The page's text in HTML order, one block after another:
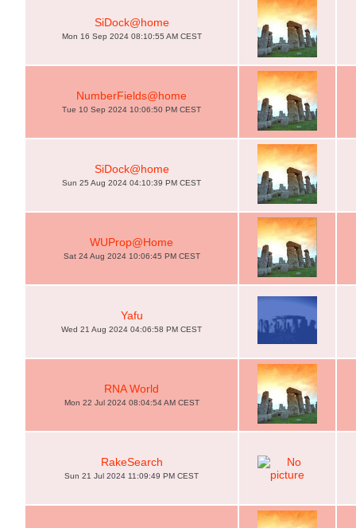
SiDock@home
Mon 16 Sep 2024 08:10:55 AM CEST
NumberFields@home
Tue 10 Sep 2024 10:06:50 PM CEST
SiDock@home
Sun 25 Aug 2024 04:10:39 PM CEST
WUProp@Home
Sat 24 Aug 2024 10:06:45 PM CEST
Yafu
Wed 21 Aug 2024 04:06:58 PM CEST
RNA World
Mon 22 Jul 2024 08:04:54 AM CEST
RakeSearch
Sun 21 Jul 2024 11:09:49 PM CEST